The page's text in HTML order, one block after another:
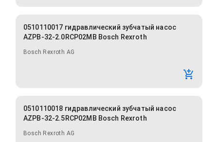
0510110017 гидравлический зубчатый насос
AZPB-32-2.0RCP02MB Bosch Rexroth
Bosch Rexroth AG
0510110018 гидравлический зубчатый насос
AZPB-32-2.5RCP02MB Bosch Rexroth
Bosch Rexroth AG